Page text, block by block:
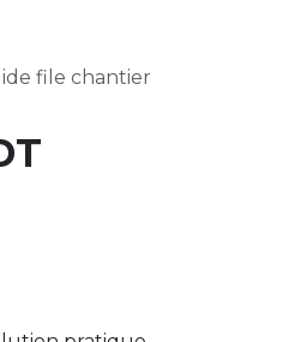
file chantier